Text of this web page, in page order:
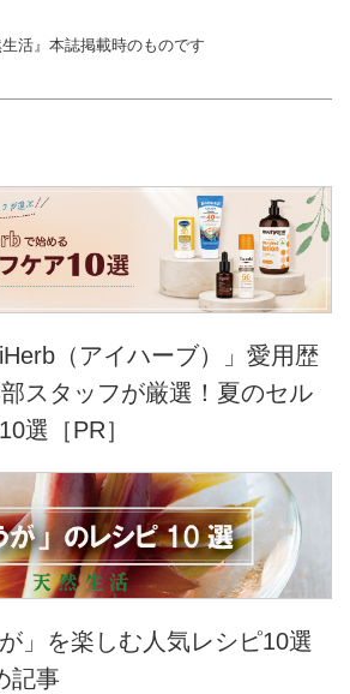
活』本誌掲載時のものです
（アイハーブ）」愛用歴
スタッフが厳選！夏のセル
選［PR］
」を楽しむ人気レシピ10選
記事